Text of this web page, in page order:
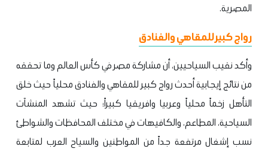
المصرية.
رواج كبير للمقاهي والفنادق
وأكد نقيب السياحيين، أن مشاركة مصر في كأس العالم وما تحققه
من نتائج إيجابية أحدث رواج كبير للمقاهي والفنادق محلياً حيث خلق
التأهل زخماً محلياً وعربيا وافريقيا كبيراً؛ حيث تشهد المنشآت
السياحية، المطاعم، والكافيهات في مختلف المحافظات والشواطئ
نسب إشغال مرتفعة جداً من المواطنين والسياح العرب لمتابعة